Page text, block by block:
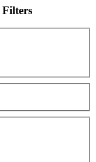
Filters